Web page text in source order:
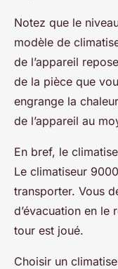
Notez que le
modèle de
de l’appareil
de la pièce que
engrange la
de l’appareil au
En bref, le
Le climatiseur
transporter. Vous
d’évacuation en le
tour est joué.
Choisir un